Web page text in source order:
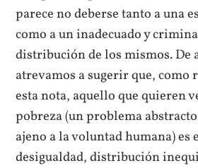
parece no deberse tanto a una
como a un inadecuado y
distribución de los mismos. De
atrevamos a sugerir que, como
esta nota, aquello que quieren
pobreza (un problema
ajeno a la voluntad humana) es
desigualdad, distribución